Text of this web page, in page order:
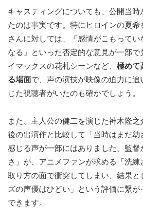
キャスティングについても、公開当時
たのは事実です。特にヒロインの夏希
さんに対しては、「感情がこもってい
なる」といった否定的な意見が一部で
イマックスの花札シーンなど、 極めて
る場面で、声の演技が映像の迫力に
じた視聴者がいたのも確かでしょう。
また、主人公の健二を演じた神木隆之
後の出演作と比較して「当時はまだ幼
感じる声が一部にはありました。監督
さ」が、アニメファンが求める「洗
取り方の面で衝突してしまい、結果と
ズの声優はひどい」という評価に繋が
できます。